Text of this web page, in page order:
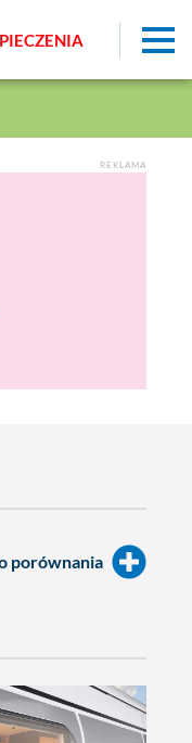
REKLAMA
porównania